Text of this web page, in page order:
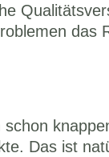
das
Das ist